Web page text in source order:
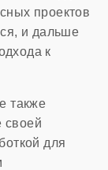
проектов
и дальше
к
также
своей
для